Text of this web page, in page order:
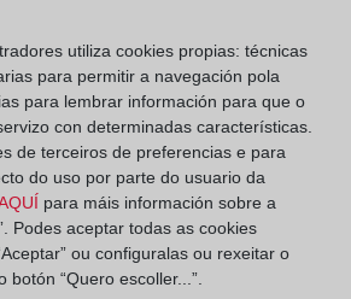
a la coordinación entre Registro
de la Propiedad, la vivienda
comerciante no podrá ser
deudas que se deriven de su
únicamente seguirá
deudas con la Agencia Tributaria,
Social, y aquellas que sean
en el Registro Mercantil
utiliza cookies propias: técnicas
para permitir a navegación pola
para lembrar información para que o
con determinadas características.
de terceiros de preferencias e para
do uso por parte do usuario da
para máis información sobre a
Podes aceptar todas as cookies
ou configuralas ou rexeitar o
botón “Quero escoller...”.